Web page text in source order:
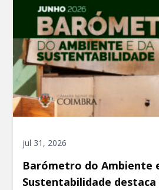
jul 31, 2026
Barómetro do Ambiente
Sustentabilidade